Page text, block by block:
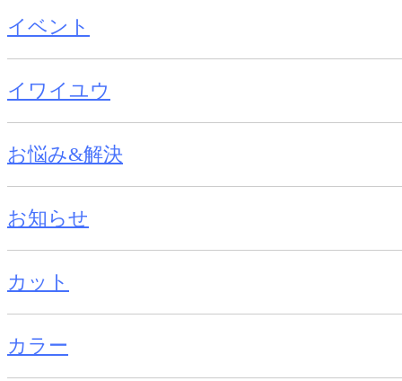
イベント
イワイユウ
お悩み&解決
お知らせ
カット
カラー